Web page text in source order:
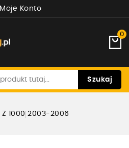
Moje Konto
0
Szukaj
Z 1000 2003-2006